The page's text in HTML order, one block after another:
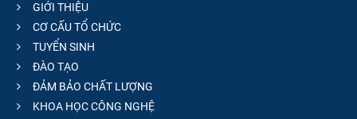
GIỚI THIỆU
CƠ CẤU TỔ CHỨC
TUYỂN SINH
ĐÀO TẠO
ĐẢM BẢO CHẤT LƯỢNG
KHOA HỌC CÔNG NGHỆ